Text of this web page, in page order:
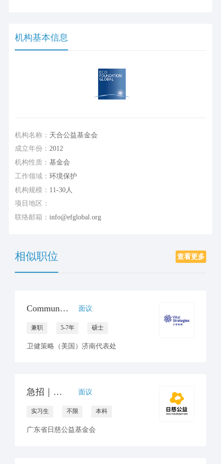
机构基本信息
机构名称： 天合公益基金会
成立年份： 2012
机构性质： 基金会
工作领域： 环境保护
机构规模： 11-30人
项目地区：
联络邮箱： info@efglobal.org
相似职位 查看更多
Communications Consultant 面议
兼职 5-7年 硕士
卫健策略（美国）济南代表处
急招｜公益项目设计&运营实习生（线上协作） 面议
实习生 不限 本科
广东省日慈公益基金会